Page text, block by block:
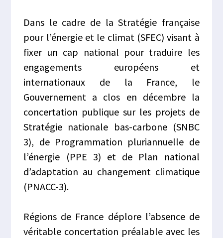
Dans le cadre de la Stratégie française
pour l’énergie et le climat (SFEC) visant à
fixer un cap national pour traduire les
engagements européens et
internationaux de la France, le
Gouvernement a clos en décembre la
concertation publique sur les projets de
Stratégie nationale bas-carbone (SNBC
3), de Programmation pluriannuelle de
l’énergie (PPE 3) et de Plan national
d’adaptation au changement climatique
(PNACC-3).
Régions de France déplore l’absence de
véritable concertation préalable avec les